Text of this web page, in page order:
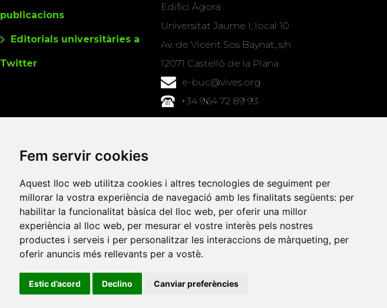
Fem servir cookies
Aquest lloc web utilitza cookies i altres tecnologies de seguiment per
millorar la vostra experiència de navegació amb les finalitats següents: per
habilitar la funcionalitat bàsica del lloc web, per oferir una millor
experiència al lloc web, per mesurar el vostre interès pels nostres
productes i serveis i per personalitzar les interaccions de màrqueting, per
oferir anuncis més rellevants per a vostè.
Estic d’acord Declino Canviar preferències
publicacions
Editorials universitàries a
Twitter
Edifici Àgora
Universitat Jaume I, local 10
Av. de Vicent Sos Baynat, s/n
12071 Castelló de la Plana
e-buc@vives.org
+34 964 72 89 93